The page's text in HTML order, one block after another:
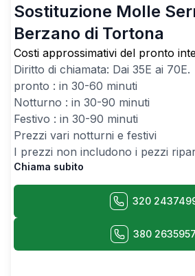
Sostituzione Molle
Berzano di Tortona
Costi approssimativi del pronto
Diritto di chiamata: Dai 35E ai 70E.
pronto : in 30-60 minuti
Notturno : in 30-90 minuti
Festivo : in 30-90 minuti
Prezzi vari notturni e festivi
I prezzi non includono i pezzi
Chiama subito
320
380 2635957